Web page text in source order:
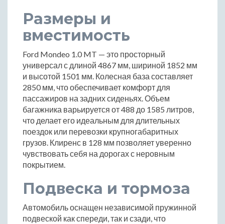
Размеры и
вместимость
Ford Mondeo 1.0 MT — это просторный
универсал с длиной 4867 мм, шириной 1852 мм
и высотой 1501 мм. Колесная база составляет
2850 мм, что обеспечивает комфорт для
пассажиров на задних сиденьях. Объем
багажника варьируется от 488 до 1585 литров,
что делает его идеальным для длительных
поездок или перевозки крупногабаритных
грузов. Клиренс в 128 мм позволяет уверенно
чувствовать себя на дорогах с неровным
покрытием.
Подвеска и тормоза
Автомобиль оснащен независимой пружинной
подвеской как спереди, так и сзади, что